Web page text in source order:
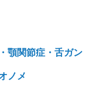
顎関節症・舌ガン
ノメ